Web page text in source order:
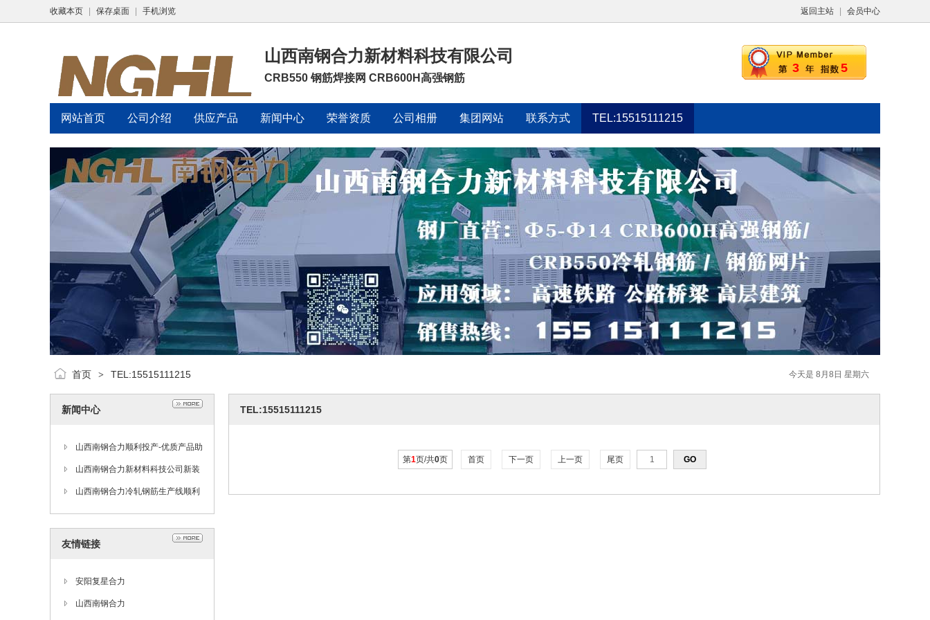
返回主站 会员中心
收藏本页 保存桌面 手机浏览
3 5
山西南钢合力新材料科技有限公司
CRB550 钢筋焊接网 CRB600H高强钢筋
网站首页 公司介绍 供应产品 新闻中心 荣誉资质 公司相册 集团网站 联系方式 TEL:15515111215
今天是 8月8日 星期六
首页 > TEL:15515111215
新闻中心
山西南钢合力顺利投产-优质产品助
力西部建设
山西南钢合力新材料科技公司新装
生产线上电调试
山西南钢合力冷轧钢筋生产线顺利
完成安装
友情链接
安阳复星合力
山西南钢合力
TEL:15515111215
第1页/共0页 首页 下一页 上一页 尾页